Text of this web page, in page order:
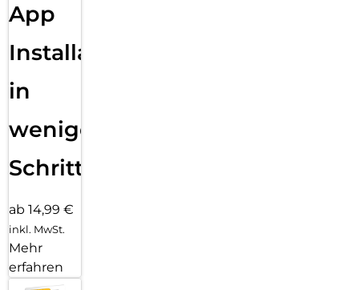
App
Installation
in
wenigen
Schritten
ab 14,99 €
inkl. MwSt.
Mehr
erfahren